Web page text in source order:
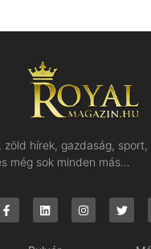
zöld hírek, gazdaság,
még sok minden más…